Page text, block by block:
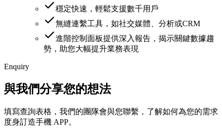
穩定快速，輕鬆支援數千用戶
無縫連繫工具，如社交媒體、分析或CRM
進階控制面板提供深入報告，揭示關鍵數據趨
勢，助您大幅提升業務表現
Enquiry
與我們分享您的想法
填寫查詢表格，我們的團隊會與您聯繫，了解如何為您的需求
度身訂造手機 APP。